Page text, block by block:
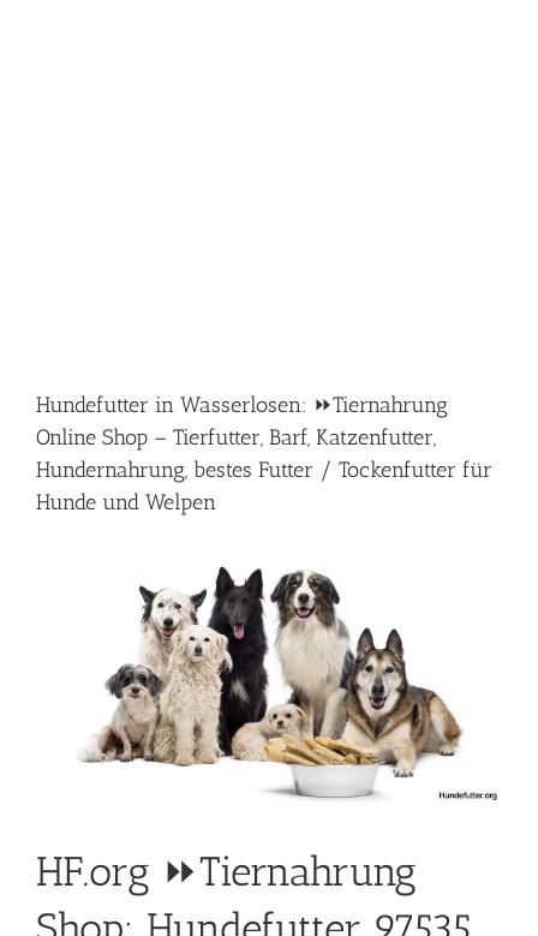
Hundefutter in Wasserlosen: ⏩Tiernahrung
Online Shop – Tierfutter, Barf, Katzenfutter,
Hundernahrung, bestes Futter / Tockenfutter für
Hunde und Welpen
HF.org ⏩Tiernahrung